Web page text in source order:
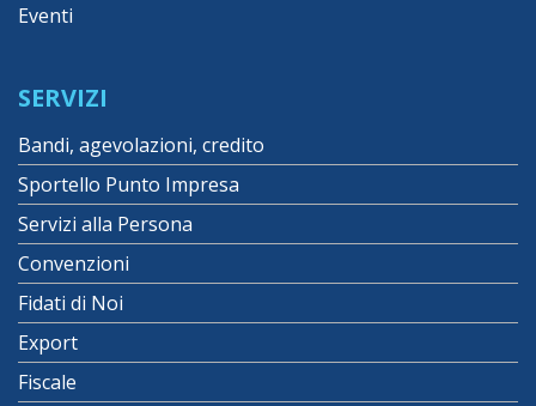
Eventi
SERVIZI
Bandi, agevolazioni, credito
Sportello Punto Impresa
Servizi alla Persona
Convenzioni
Fidati di Noi
Export
Fiscale